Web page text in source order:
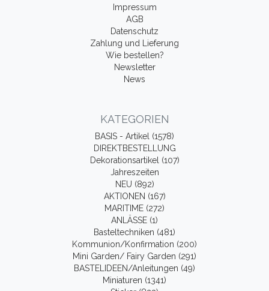
Impressum
AGB
Datenschutz
Zahlung und Lieferung
Wie bestellen?
Newsletter
News
KATEGORIEN
BASIS - Artikel (1578)
DIREKTBESTELLUNG
Dekorationsartikel (107)
Jahreszeiten
NEU (892)
AKTIONEN (167)
MARITIME (272)
ANLÄSSE (1)
Basteltechniken (481)
Kommunion/Konfirmation (200)
Mini Garden/ Fairy Garden (291)
BASTELIDEEN/Anleitungen (49)
Miniaturen (1341)